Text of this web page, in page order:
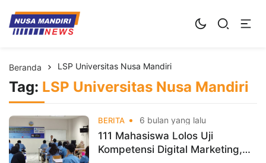
Kampus Digital Bisnis
Universitas Nusa Mandiri
Beranda LSP Universitas Nusa Mandiri
Tag: LSP Universitas Nusa Mandiri
BERITA 6 bulan yang lalu
111 Mahasiswa Lolos Uji
Kompetensi Digital Marketing,